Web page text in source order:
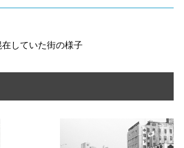
していた街の様子